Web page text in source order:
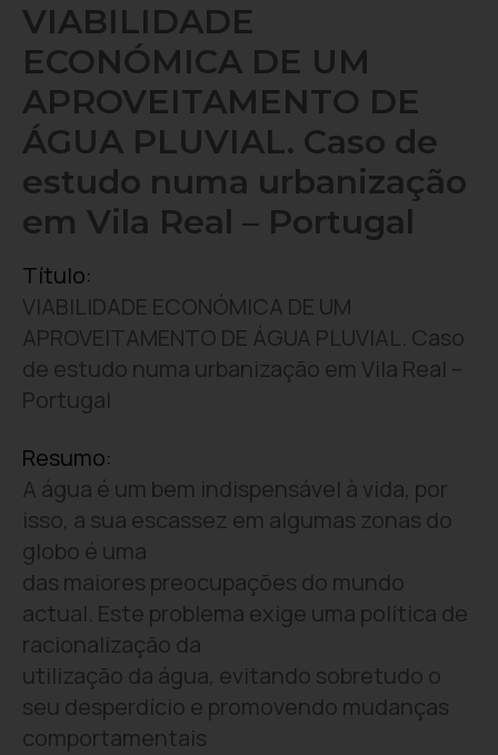
VIABILIDADE
ECONÓMICA DE UM
APROVEITAMENTO DE
ÁGUA PLUVIAL. Caso de
estudo numa urbanização
em Vila Real – Portugal
Título:
VIABILIDADE ECONÓMICA DE UM
APROVEITAMENTO DE ÁGUA PLUVIAL. Caso
de estudo numa urbanização em Vila Real –
Portugal
Resumo:
A água é um bem indispensável à vida, por
isso, a sua escassez em algumas zonas do
globo é uma
das maiores preocupações do mundo
actual. Este problema exige uma política de
racionalização da
utilização da água, evitando sobretudo o
seu desperdício e promovendo mudanças
comportamentais